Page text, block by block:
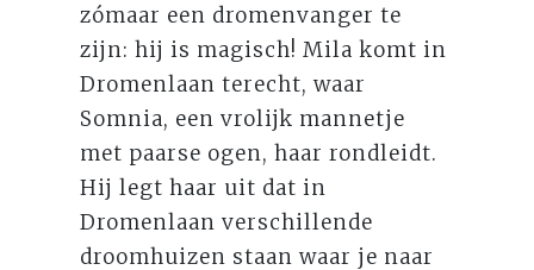
zómaar een dromenvanger te
zijn: hij is magisch! Mila komt in
Dromenlaan terecht, waar
Somnia, een vrolijk mannetje
met paarse ogen, haar rondleidt.
Hij legt haar uit dat in
Dromenlaan verschillende
droomhuizen staan waar je naar